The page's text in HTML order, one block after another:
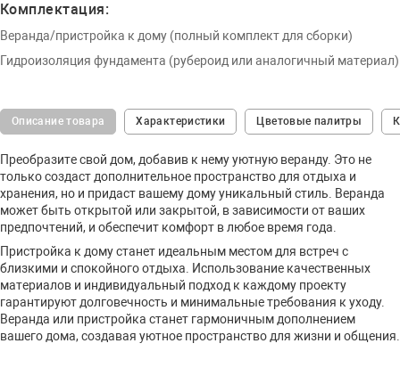
Комплектация:
Веранда/пристройка к дому (полный комплект для сборки)
Гидроизоляция фундамента (рубероид или аналогичный материал)
Описание товара Характеристики Цветовые палитры
Преобразите свой дом, добавив к нему уютную веранду. Это не
только создаст дополнительное пространство для отдыха и
хранения, но и придаст вашему дому уникальный стиль. Веранда
может быть открытой или закрытой, в зависимости от ваших
предпочтений, и обеспечит комфорт в любое время года.
Пристройка к дому станет идеальным местом для встреч с
близкими и спокойного отдыха. Использование качественных
материалов и индивидуальный подход к каждому проекту
гарантируют долговечность и минимальные требования к уходу.
Веранда или пристройка станет гармоничным дополнением
вашего дома, создавая уютное пространство для жизни и общения.